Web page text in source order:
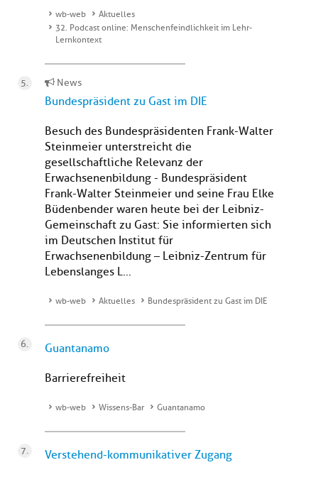
wb-web
Aktuelles
32. Podcast online: Menschenfeindlichkeit im Lehr-
Lernkontext
News
Bundespräsident zu Gast im DIE
Besuch des Bundespräsidenten Frank-Walter
Steinmeier unterstreicht die
gesellschaftliche Relevanz der
Erwachsenenbildung - Bundespräsident
Frank-Walter Steinmeier und seine Frau Elke
Büdenbender waren heute bei der Leibniz-
Gemeinschaft zu Gast: Sie informierten sich
im Deutschen Institut für
Erwachsenenbildung – Leibniz-Zentrum für
Lebenslanges L...
wb-web Aktuelles Bundespräsident zu Gast im DIE
Guantanamo
Barrierefreiheit
wb-web Wissens-Bar Guantanamo
Verstehend-kommunikativer Zugang